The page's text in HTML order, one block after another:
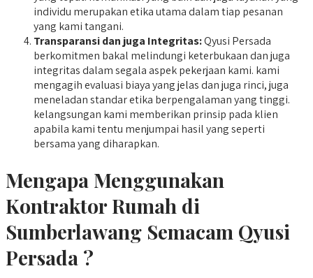
individu merupakan etika utama dalam tiap pesanan
yang kami tangani.
Transparansi dan juga Integritas:Qyusi Persada
berkomitmen bakal melindungi keterbukaan dan juga
integritas dalam segala aspek pekerjaan kami. kami
mengagih evaluasi biaya yang jelas dan juga rinci, juga
meneladan standar etika berpengalaman yang tinggi.
kelangsungan kami memberikan prinsip pada klien
apabila kami tentu menjumpai hasil yang seperti
bersama yang diharapkan.
Mengapa Menggunakan
Kontraktor Rumah di
Sumberlawang Semacam Qyusi
Persada ?